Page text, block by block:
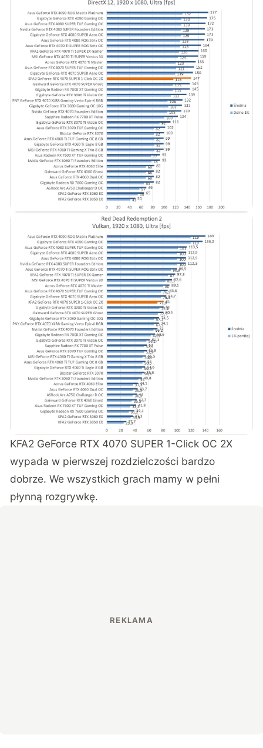
KFA2 GeForce RTX 4070 SUPER 1-Click OC 2X
wypada w pierwszej rozdzielczości bardzo
dobrze. We wszystkich grach mamy w pełni
płynną rozgrywkę.